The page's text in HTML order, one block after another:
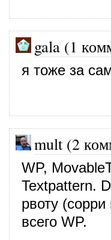
gala (1
я тоже за
mult (2
WP,
Textpattern.
рвоту
всего WP.